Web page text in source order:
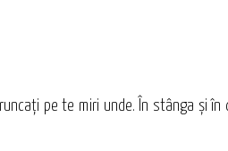
pe te miri unde. În stânga şi